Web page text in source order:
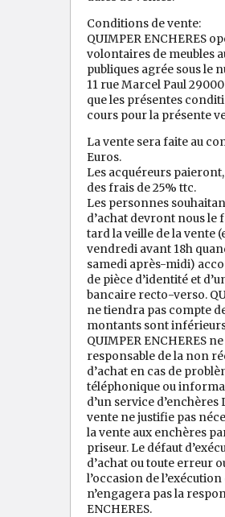
Conditions de vente:
QUIMPER ENCHERES
volontaires de meubles
publiques agrée sous le
11 rue Marcel Paul
que les présentes
cours pour la présente
La vente sera faite au
Euros.
Les acquéreurs
des frais de 25% ttc.
Les personnes
d’achat devront nous le
tard la veille de la vente
vendredi avant 18h
samedi après-midi)
de pièce d’identité et
bancaire recto-verso.
ne tiendra pas compte
montants sont inférieurs
QUIMPER ENCHERES
responsable de la non
d’achat en cas de
téléphonique ou
d’un service d’enchères
vente ne justifie pas
la vente aux enchères
priseur. Le défaut
d’achat ou toute erreur
l’occasion de
n’engagera pas la
ENCHERES.